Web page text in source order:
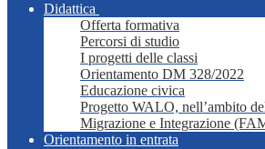
Didattica
Offerta formativa
Percorsi di studio
I progetti delle classi
Orientamento DM 328/2022
Educazione civica
Progetto WALO, nell’ambito
Migrazione e Integrazione
Orientamento in entrata